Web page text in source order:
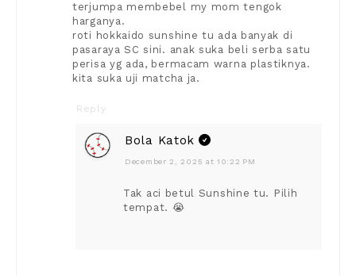
terjumpa membebel my mom tengok
harganya.
roti hokkaido sunshine tu ada banyak di
pasaraya SC sini. anak suka beli serba satu
perisa yg ada, bermacam warna plastiknya.
kita suka uji matcha ja.
Reply
Bola Katok
December 2, 2025 at 10:22 PM
Tak aci betul Sunshine tu. Pilih
tempat. 😭